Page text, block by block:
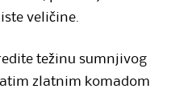
veličine.
težinu sumnjivog
zlatnim komadom